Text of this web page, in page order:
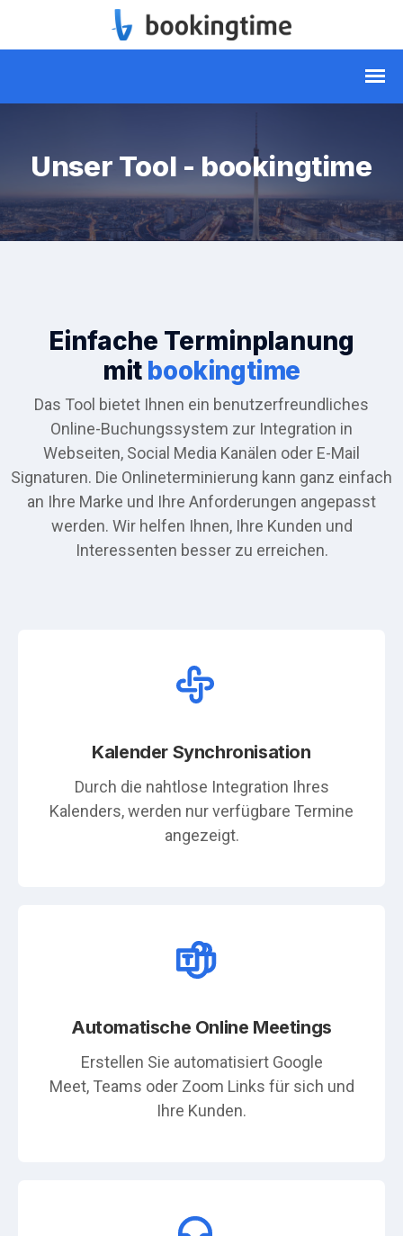
Unser Tool - bookingtime
Einfache Terminplanung
mit bookingtime
Das Tool bietet Ihnen ein benutzerfreundliches
Online-Buchungssystem zur Integration in
Webseiten, Social Media Kanälen oder E-Mail
Signaturen. Die Onlineterminierung kann ganz einfach
an Ihre Marke und Ihre Anforderungen angepasst
werden. Wir helfen Ihnen, Ihre Kunden und
Interessenten besser zu erreichen.
Kalender Synchronisation
Durch die nahtlose Integration Ihres
Kalenders, werden nur verfügbare Termine
angezeigt.
Automatische Online Meetings
Erstellen Sie automatisiert Google
Meet, Teams oder Zoom Links für sich und
Ihre Kunden.